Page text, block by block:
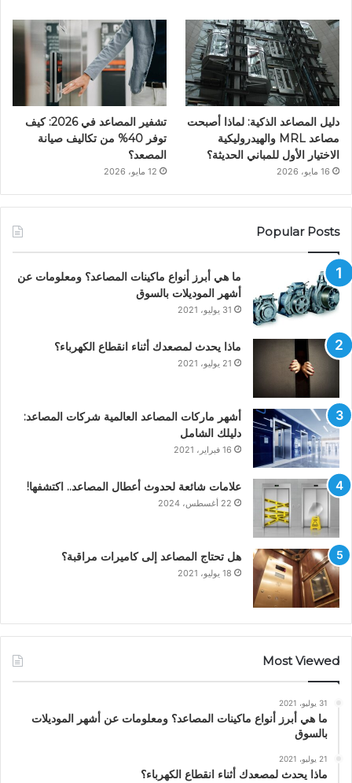
دليل المصاعد الذكية: لماذا أصبحت
مصاعد MRL والهيدروليكية
الاختيار الأول للمباني الحديثة؟
16 مايو، 2026
تشفير المصاعد في 2026: كيف
توفر 40% من تكاليف صيانة
المصعد؟
12 مايو، 2026
Popular Posts
ما هي أبرز أنواع ماكينات المصاعد؟ ومعلومات عن
أشهر الموديلات بالسوق
31 يوليو، 2021
ماذا يحدث لمصعدك أثناء انقطاع الكهرباء؟
21 يوليو، 2021
أشهر ماركات المصاعد العالمية شركات المصاعد:
دليلك الشامل
16 فبراير، 2021
علامات شائعة لحدوث أعطال المصاعد.. اكتشفها!
22 أغسطس، 2024
هل تحتاج المصاعد إلى كاميرات مراقبة؟
18 يوليو، 2021
Most Viewed
31 يوليو، 2021
ما هي أبرز أنواع ماكينات المصاعد؟ ومعلومات عن أشهر الموديلات
بالسوق
21 يوليو، 2021
ماذا يحدث لمصعدك أثناء انقطاع الكهرباء؟